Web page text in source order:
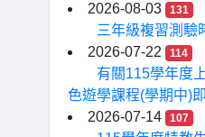
2026-08-03
131
三年級複習測驗
2026-07-22
114
有關115學年度
色遊學課程(學期中)
2026-07-14
107